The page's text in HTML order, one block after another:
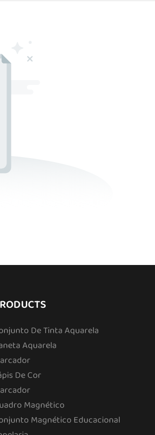
De Tinta Aquarela
Aquarela
De Cor
Magnético
Magnético Educacional